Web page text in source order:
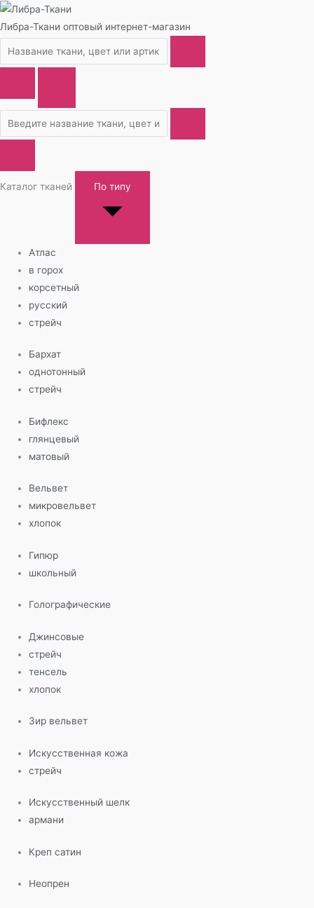
Либра-Ткани оптовый интернет-магазин
Каталог тканей По типу
Атлас
в горох
корсетный
русский
стрейч
Бархат
однотонный
стрейч
Бифлекс
глянцевый
матовый
Вельвет
микровельвет
хлопок
Гипюр
школьный
Голографические
Джинсовые
стрейч
тенсель
хлопок
Зир вельвет
Искусственная кожа
стрейч
Искусственный шелк
армани
Креп сатин
Неопрен